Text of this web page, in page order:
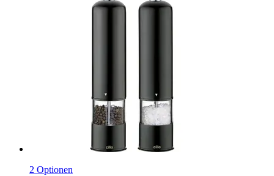
2 Optionen